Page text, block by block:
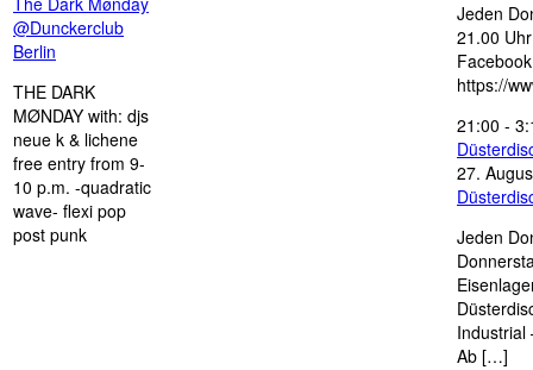
@Dunckerclub
Berlin
THE DARK
MØNDAY with: djs
neue k & lichene
free entry from 9-
10 p.m. -quadratic
wave- flexi pop
post punk
Jeden
21.00
https://
21:00 -
27.
Jeden
Industrial
Ab […]